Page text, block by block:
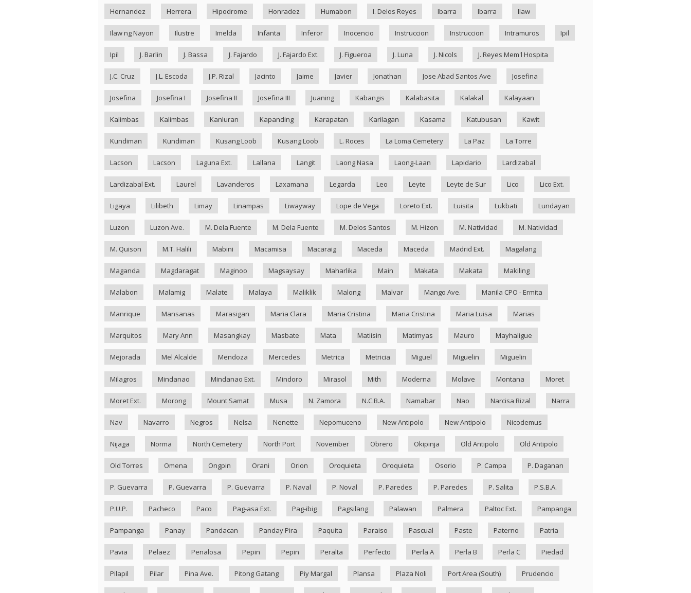
Hernandez Herrera Hipodrome Honradez Humabon I. Delos Reyes Ibarra Ibarra Ilaw
Ilaw ng Nayon Ilustre Imelda Infanta Inferor Inocencio Instruccion Instruccion Intramuros Ipil
Ipil J. Barlin J. Bassa J. Fajardo J. Fajardo Ext. J. Figueroa J. Luna J. Nicols J. Reyes Mem'l Hospita
J.C. Cruz J.L. Escoda J.P. Rizal Jacinto Jaime Javier Jonathan Jose Abad Santos Ave Josefina
Josefina Josefina I Josefina II Josefina III Juaning Kabangis Kalabasita Kalakal Kalayaan
Kalimbas Kalimbas Kanluran Kapanding Karapatan Karilagan Kasama Katubusan Kawit
Kundiman Kundiman Kusang Loob Kusang Loob L. Roces La Loma Cemetery La Paz La Torre
Lacson Lacson Laguna Ext. Lallana Langit Laong Nasa Laong-Laan Lapidario Lardizabal
Lardizabal Ext. Laurel Lavanderos Laxamana Legarda Leo Leyte Leyte de Sur Lico Lico Ext.
Ligaya Lilibeth Limay Linampas Liwayway Lope de Vega Loreto Ext. Luisita Lukbati Lundayan
Luzon Luzon Ave. M. Dela Fuente M. Dela Fuente M. Delos Santos M. Hizon M. Natividad M. Natividad
M. Quison M.T. Halili Mabini Macamisa Macaraig Maceda Maceda Madrid Ext. Magalang
Maganda Magdaragat Maginoo Magsaysay Maharlika Main Makata Makata Makiling
Malabon Malamig Malate Malaya Maliklik Malong Malvar Mango Ave. Manila CPO - Ermita
Manrique Mansanas Marasigan Maria Clara Maria Cristina Maria Cristina Maria Luisa Marias
Marquitos Mary Ann Masangkay Masbate Mata Matiisin Matimyas Mauro Mayhaligue
Mejorada Mel Alcalde Mendoza Mercedes Metrica Metricia Miguel Miguelin Miguelin
Milagros Mindanao Mindanao Ext. Mindoro Mirasol Mith Moderna Molave Montana Moret
Moret Ext. Morong Mount Samat Musa N. Zamora N.C.B.A. Namabar Nao Narcisa Rizal Narra
Nav Navarro Negros Nelsa Nenette Nepomuceno New Antipolo New Antipolo Nicodemus
Nijaga Norma North Cemetery North Port November Obrero Okipinja Old Antipolo Old Antipolo
Old Torres Omena Ongpin Orani Orion Oroquieta Oroquieta Osorio P. Campa P. Daganan
P. Guevarra P. Guevarra P. Guevarra P. Naval P. Noval P. Paredes P. Paredes P. Salita P.S.B.A.
P.U.P. Pacheco Paco Pag-asa Ext. Pag-ibig Pagsilang Palawan Palmera Paltoc Ext. Pampanga
Pampanga Panay Pandacan Panday Pira Paquita Paraiso Pascual Paste Paterno Patria
Pavia Pelaez Penalosa Pepin Pepin Peralta Perfecto Perla A Perla B Perla C Piedad
Pilapil Pilar Pina Ave. Pitong Gatang Piy Margal Plansa Plaza Noli Port Area (South) Prudencio